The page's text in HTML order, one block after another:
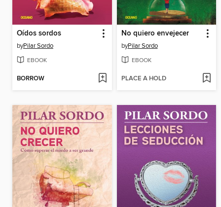
Oídos sordos
byPilar Sordo
EBOOK
BORROW
No quiero envejecer
byPilar Sordo
EBOOK
PLACE A HOLD